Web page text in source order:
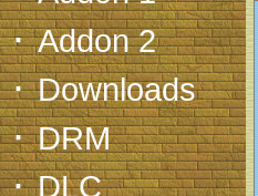
·Addon 2
·Downloads
·DRM
·DLC